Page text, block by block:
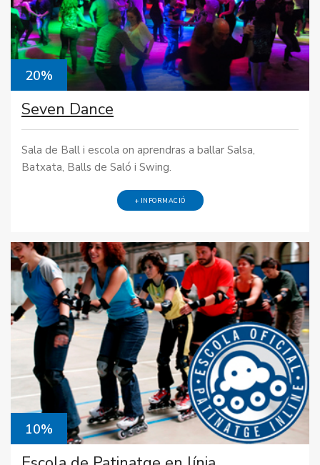
20%
Seven Dance
Sala de Ball i escola on aprendras a ballar Salsa,
Batxata, Balls de Saló i Swing.
+ INFORMACIÓ
10%